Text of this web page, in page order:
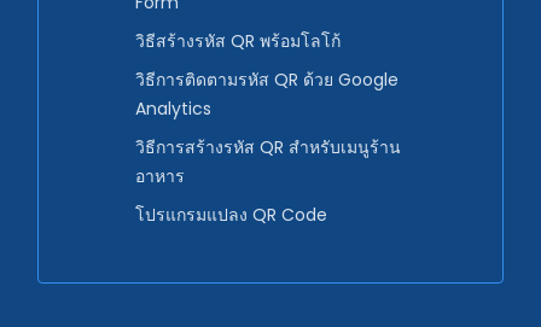
วิธีสร้างรหัส QR พร้อมโลโก้
วิธีการติดตามรหัส QR ด้วย Google
Analytics
วิธีการสร้างรหัส QR สำหรับเมนูร้าน
อาหาร
โปรแกรมแปลง QR Code